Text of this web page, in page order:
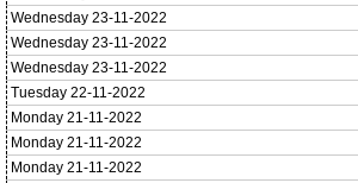
Wednesday 23-11-2022
Wednesday 23-11-2022
Wednesday 23-11-2022
Tuesday 22-11-2022
Monday 21-11-2022
Monday 21-11-2022
Monday 21-11-2022